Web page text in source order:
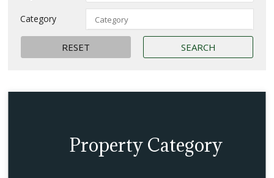
Category
Property Category